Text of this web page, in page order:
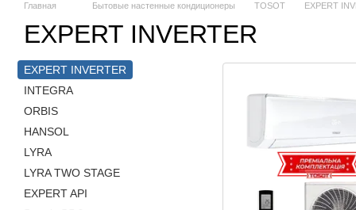
Главная Бытовые настенные кондиционеры TOSOT EXPERT
EXPERT INVERTER
EXPERT INVERTER
INTEGRA
ORBIS
HANSOL
LYRA
LYRA TWO STAGE
EXPERT API